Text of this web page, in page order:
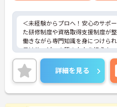
＜未経験からプロへ！安心のサポ
た研修制度や資格取得支援制度が整
働きながら専門知識を身につけら
員はサービスの質の向上を担うキ
様やご家族との関わりを通じて、
も磨いていけるやりがいのあるお
＜夜勤なしでプライベートも充実
勤務曜日は相談可能♪ライフスタ
き方が可能です。産休・育休制度
く安心して働ける環境です。
詳細を見る